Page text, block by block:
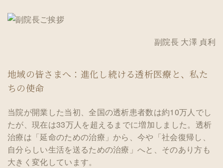
副院長 大澤 貞利
地域の皆さまへ：進化し続ける透析医療と、私た
ちの使命
当院が開業した当初、全国の透析患者数は約10万人でし
たが、現在は33万人を超えるまでに増加しました。透析
治療は「延命のための治療」から、今や「社会復帰し、
自分らしい生活を送るための治療」へと、そのあり方も
大きく変化しています。